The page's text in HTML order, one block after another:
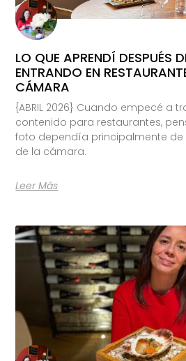
LO QUE APRENDÍ DESPUÉS
ENTRANDO EN
CÁMARA
{ABRIL 2026} Cuando empecé a
contenido para restaurantes,
foto dependía principalmente de
de la cámara.
Leer Más